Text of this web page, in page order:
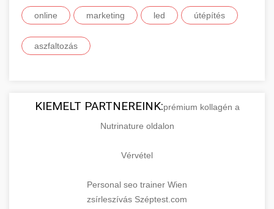
online marketing led útépítés
aszfaltozás
KIEMELT PARTNEREINK:prémium kollagén a
Nutrinature oldalon
Vérvétel
Personal seo trainer Wien
zsírleszívás Széptest.com